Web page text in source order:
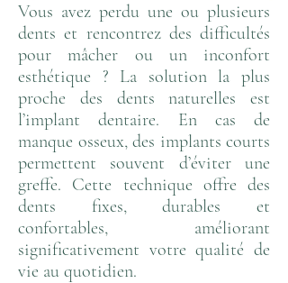
Vous avez perdu une ou plusieurs
dents et rencontrez des difficultés
pour mâcher ou un inconfort
esthétique ? La solution la plus
proche des dents naturelles est
l’implant dentaire. En cas de
manque osseux, des implants courts
permettent souvent d’éviter une
greffe. Cette technique offre des
dents fixes, durables et
confortables, améliorant
significativement votre qualité de
vie au quotidien.